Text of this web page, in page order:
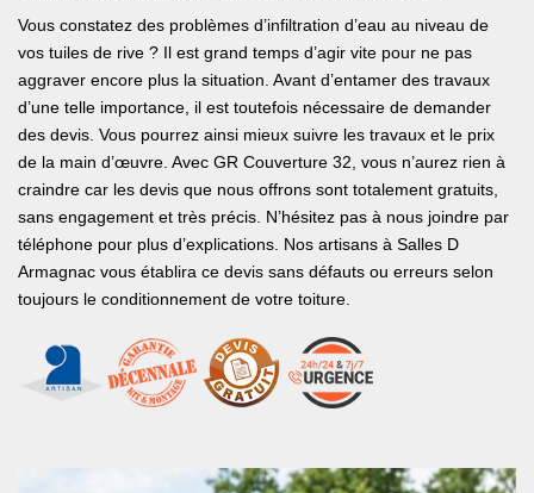
Vous constatez des problèmes d’infiltration d’eau au niveau de
vos tuiles de rive ? Il est grand temps d’agir vite pour ne pas
aggraver encore plus la situation. Avant d’entamer des travaux
d’une telle importance, il est toutefois nécessaire de demander
des devis. Vous pourrez ainsi mieux suivre les travaux et le prix
de la main d’œuvre. Avec GR Couverture 32, vous n’aurez rien à
craindre car les devis que nous offrons sont totalement gratuits,
sans engagement et très précis. N’hésitez pas à nous joindre par
téléphone pour plus d’explications. Nos artisans à Salles D
Armagnac vous établira ce devis sans défauts ou erreurs selon
toujours le conditionnement de votre toiture.